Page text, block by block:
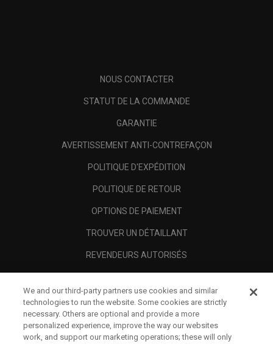
NOUS CONTACTER
STATUT DE LA COMMANDE
GARANTIE
AVERTISSEMENT ANTI-CONTREFAÇON
POLITIQUE D'EXPÉDITION
POLITIQUE DE RETOUR
OPTIONS DE PAIEMENT
TROUVER UN DÉTAILLANT
REVENDEURS AUTORISÉS
A PROPOS
MENTIONS LÉGALES
We and our third-party partners use cookies and similar
technologies to run the website. Some cookies are strictly
necessary. Others are optional and provide a more
personalized experience, improve the way our websites
work, and support our marketing operations; these will only